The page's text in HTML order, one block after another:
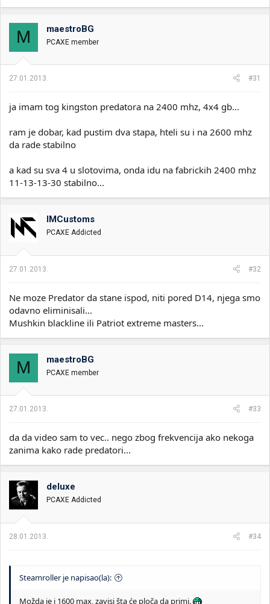
M maestroBG
PCAXE member
27.01.2013. #31
ja imam tog kingston predatora na 2400 mhz, 4x4 gb...
ram je dobar, kad pustim dva stapa, hteli su i na 2600 mhz
da rade stabilno
a kad su sva 4 u slotovima, onda idu na fabrickih 2400 mhz
11-13-13-30 stabilno...
IMCustoms
PCAXE Addicted
27.01.2013. #32
Ne moze Predator da stane ispod, niti pored D14, njega smo
odavno eliminisali...
Mushkin blackline ili Patriot extreme masters...
M maestroBG
PCAXE member
27.01.2013. #33
da da video sam to vec.. nego zbog frekvencija ako nekoga
zanima kako rade predatori...
deluxe
PCAXE Addicted
28.01.2013. #34
Steamroller je napisao(la):
Možda je i 1600 max, zavisi šta će ploča da primi.